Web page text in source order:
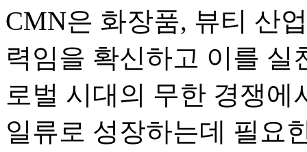
CMN은 화장품, 뷰티 산
력임을 확신하고 이를
로벌 시대의 무한 경쟁에
일류로 성장하는데 필요